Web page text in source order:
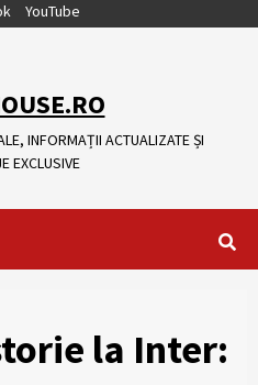
YouTube
INFORMAȚII ACTUALIZATE ȘI
EXCLUSIVE
la Inter: